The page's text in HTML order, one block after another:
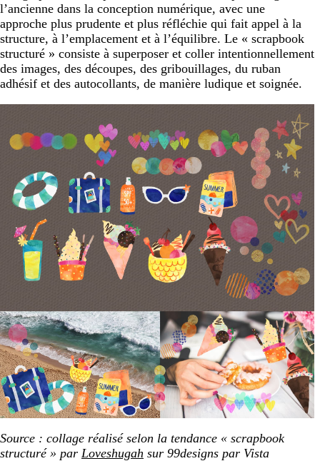
l’ancienne dans la conception numérique, avec une
approche plus prudente et plus réfléchie qui fait appel à la
structure, à l’emplacement et à l’équilibre. Le « scrapbook
structuré » consiste à superposer et coller intentionnellement
des images, des découpes, des gribouillages, du ruban
adhésif et des autocollants, de manière ludique et soignée.
Source : collage réalisé selon la tendance « scrapbook
structuré » par Loveshugah sur 99designs par Vista